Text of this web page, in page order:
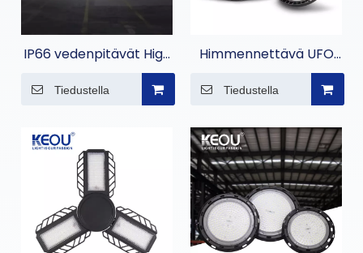
IP66 vedenpitävät High
Bay -valaisimet
Tiedustella
Himmennettävä UFO
Tiedustella